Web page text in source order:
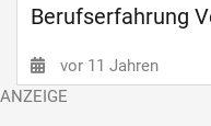
Berufserfahrung
vor 11 Jahren